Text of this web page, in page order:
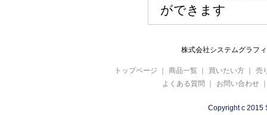
ができます
株式会社システムグラ
トップページ 商品一覧 買いたい方
売
よくある質問
お問い合わせ
Copyright c 2015